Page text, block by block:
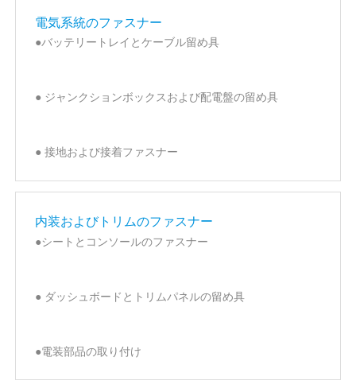
電気系統のファスナー
●バッテリートレイとケーブル留め具
● ジャンクションボックスおよび配電盤の留め具
● 接地および接着ファスナー
内装およびトリムのファスナー
●シートとコンソールのファスナー
● ダッシュボードとトリムパネルの留め具
●電装部品の取り付け